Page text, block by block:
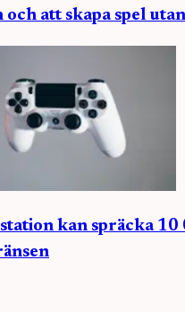
att skapa spel
kan spräcka 10